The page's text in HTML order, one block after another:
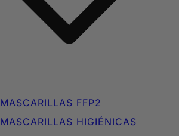
MASCARILLAS FFP2
MASCARILLAS HIGIÉNICAS